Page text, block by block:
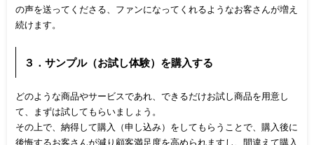
の声を送ってくださる、ファンになってくれるようなお客さんが増え
続けます。
３．サンプル（お試し体験）を購入する
どのような商品やサービスであれ、できるだけお試し商品を用意し
て、まずは試してもらいましょう。
その上で、納得して購入（申し込み）をしてもらうことで、購入後に
後悔するお客さんが減り顧客満足度を高められますし、間違えて購入